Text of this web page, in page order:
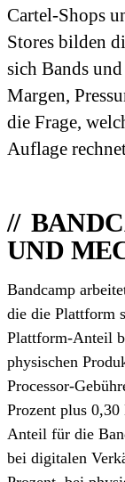
Cartel-Shops
Stores bilden
sich Bands
Margen,
die Frage,
Auflage
UND
Bandcamp
die die Plattform
Plattform-Anteil
physischen
Processor-
Prozent plus
Anteil für die
bei digitalen